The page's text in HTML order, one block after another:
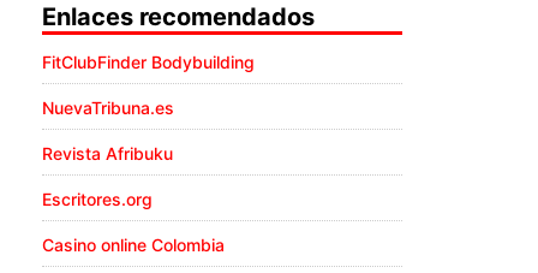
Enlaces recomendados
FitClubFinder Bodybuilding
NuevaTribuna.es
Revista Afribuku
Escritores.org
Casino online Colombia